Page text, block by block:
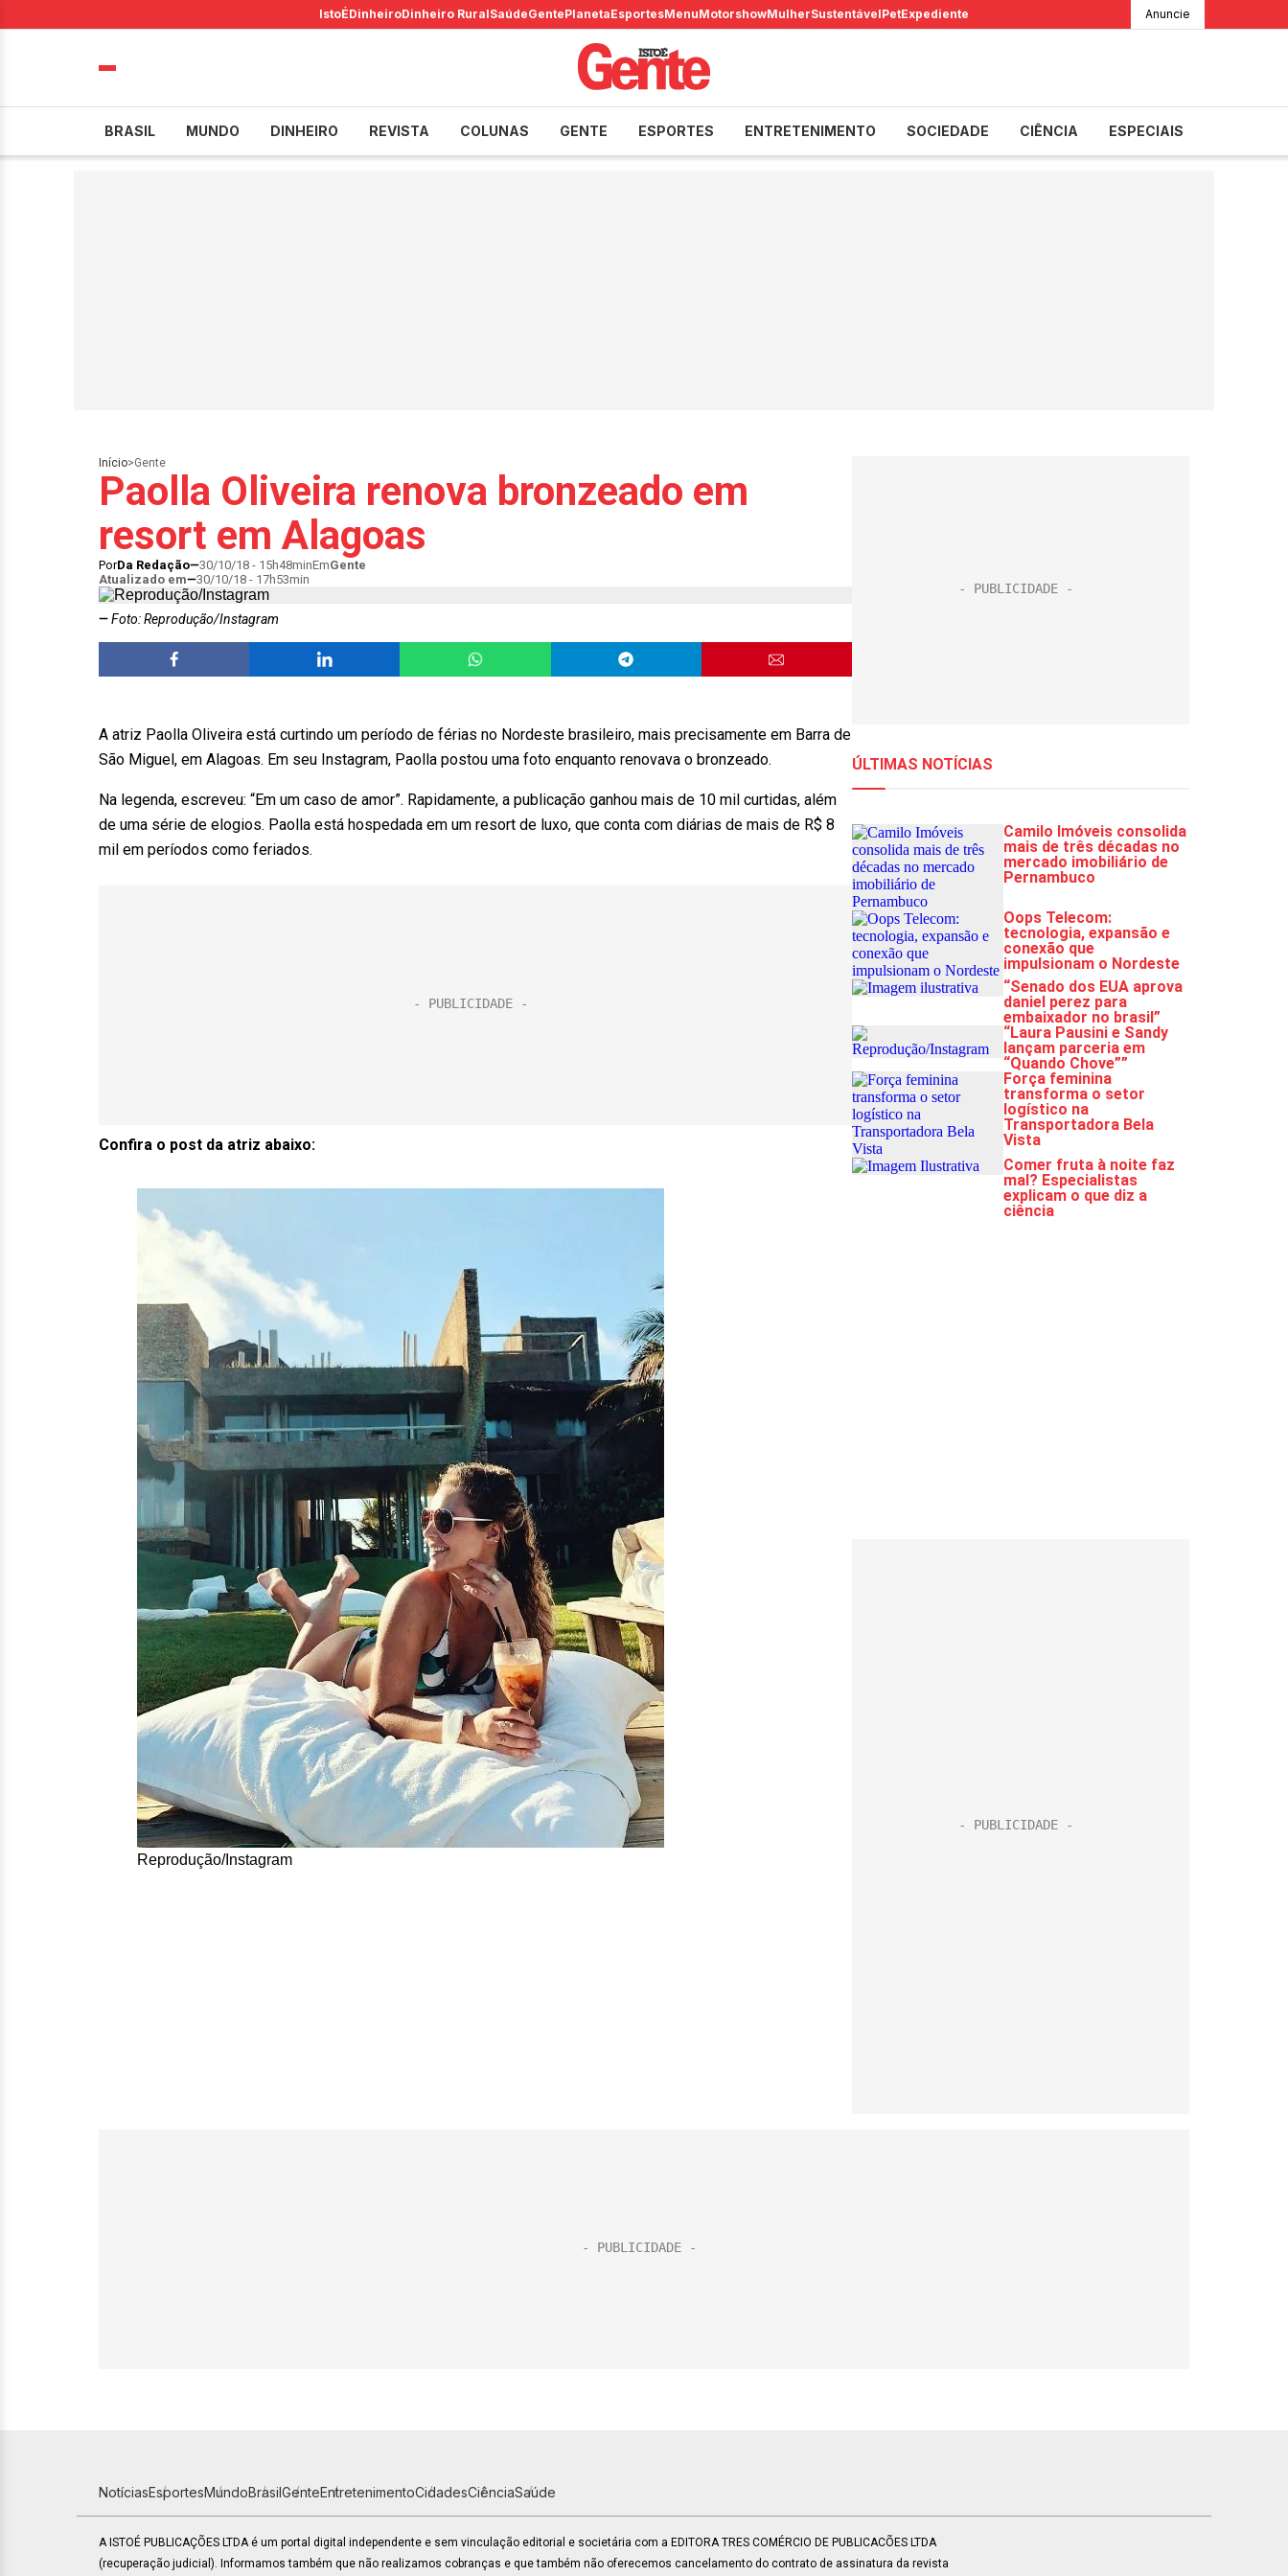
IstoÉDinheiroDinheiro RuralSaúdeGentePlanetaEsportesMenuMotorshowMulherSustentávelPetExpediente Anuncie
BRASIL MUNDO DINHEIRO REVISTA COLUNAS GENTE ESPORTES ENTRETENIMENTO SOCIEDADE CIÊNCIA ESPECIAIS
Início>Gente
Paolla Oliveira renova bronzeado em
resort em Alagoas
PorDa Redação 30/10/18 - 15h48minEmGente
Atualizado em
30/10/18 - 17h53min
Foto: Reprodução/Instagram
A atriz Paolla Oliveira está curtindo um período de férias no Nordeste brasileiro, mais precisamente em Barra de
São Miguel, em Alagoas. Em seu Instagram, Paolla postou uma foto enquanto renovava o bronzeado.
Na legenda, escreveu: “Em um caso de amor”. Rapidamente, a publicação ganhou mais de 10 mil curtidas, além
de uma série de elogios. Paolla está hospedada em um resort de luxo, que conta com diárias de mais de R$ 8
mil em períodos como feriados.
Confira o post da atriz abaixo:
Reprodução/Instagram
NotíciasEsportesMundoBrasilGenteEntretenimentoCidadesCiênciaSaúde
A ISTOÉ PUBLICAÇÕES LTDA é um portal digital independente e sem vinculação editorial e societária com a EDITORA TRES COMÉRCIO DE PUBLICACÕES LTDA
(recuperação judicial). Informamos também que não realizamos cobranças e que também não oferecemos cancelamento do contrato de assinatura da revista